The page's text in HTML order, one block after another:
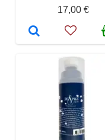
17,00 €